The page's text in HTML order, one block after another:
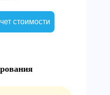
стоимости